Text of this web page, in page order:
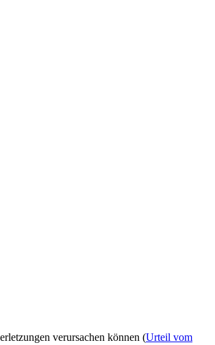
verursachen können (Urteil vom